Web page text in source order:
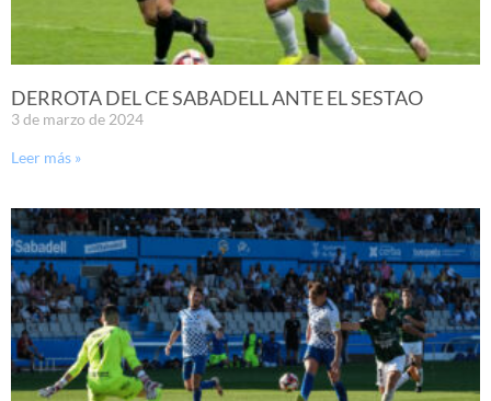
DERROTA DEL CE SABADELL ANTE EL SESTAO
3 de marzo de 2024
Leer más »